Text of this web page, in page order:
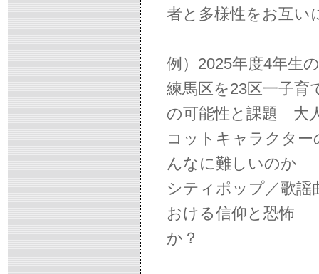
者と多様性をお互い
例）2025年度4年生
練馬区を23区一子
の可能性と課題 大
コットキャラクタ
んなに難しいのか
シティポップ／歌
おける信仰と恐怖
か？